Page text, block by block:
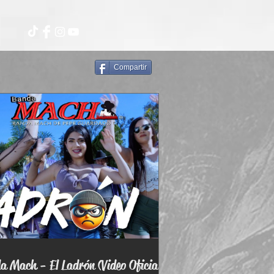
Compartir
Mach - El Ladrón (Video Oficial)